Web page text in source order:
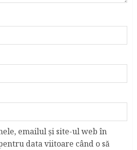
emailul și site-ul web în
data viitoare când o să